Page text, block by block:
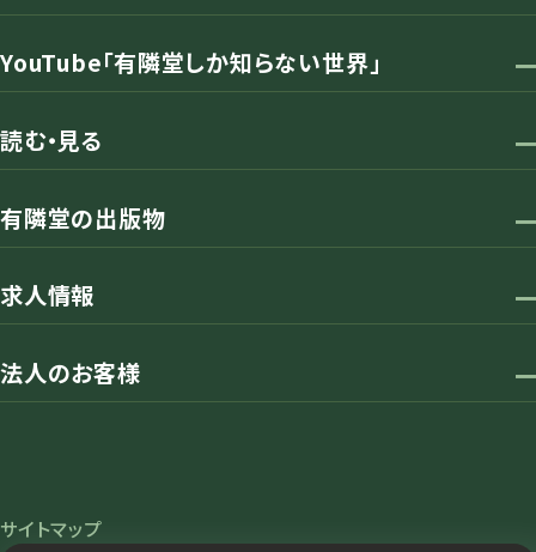
YouTube「有隣堂しか知らない世界」
読む・見る
有隣堂の出版物
求人情報
法人のお客様
サイトマップ